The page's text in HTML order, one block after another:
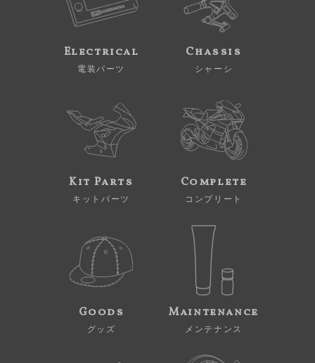
Electrical
電装パーツ
Chassis
シャーシ
Kit Parts
キットパーツ
Complete
コンプリート
Goods
グッズ
Maintenance
メンテナンス